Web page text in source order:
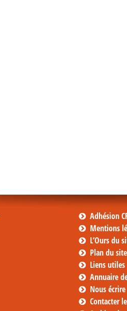
Adhésion
Mentions
L’Ours du
Plan du site
Liens utiles
Annuaire
Nous écrire
Contacter